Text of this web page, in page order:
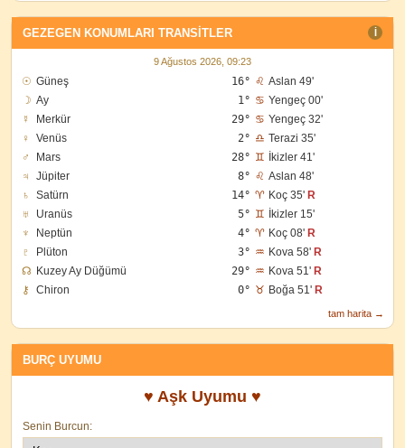
GEZEGEN KONUMLARI TRANSITLER
9 Ağustos 2026, 09:23
☉ Güneş 16° ♌ Aslan 49'
☽ Ay 1° ♋ Yengeç 00'
☿
Merkür 29° ♋ Yengeç 32'
♀
Venüs 2° ♎ Terazi 35'
♂
Mars 28° ♊ İkizler 41'
♃
Jüpiter 8° ♌ Aslan 48'
♄
Satürn 14° ♈ Koç 35' R
♅
Uranüs 5° ♊ İkizler 15'
♆
Neptün 4° ♈ Koç 08' R
♇
Plüton 3° ♒ Kova 58' R
☊ Kuzey Ay Düğümü 29° ♒ Kova 51' R
⚷
Chiron 0° ♉ Boğa 51' R
tam harita →
BURÇ UYUMU
♥ Aşk Uyumu ♥
Senin Burcun: